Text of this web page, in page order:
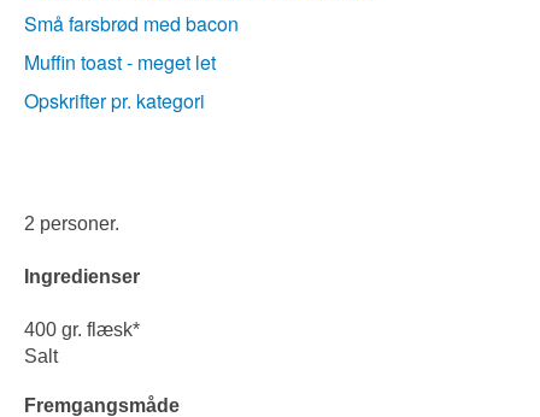
Små farsbrød med bacon
Muffin toast - meget let
Opskrifter pr. kategori
2 personer.
Ingredienser
400 gr. flæsk*
Salt
Fremgangsmåde